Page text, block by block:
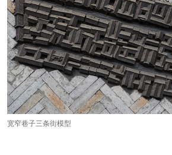
宽窄巷子三条街模型